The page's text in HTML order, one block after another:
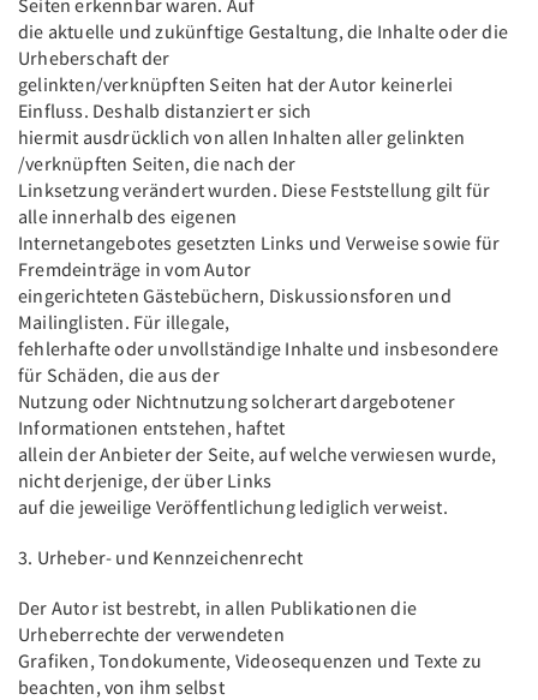
Seiten erkennbar waren. Auf
die aktuelle und zukünftige Gestaltung, die Inhalte oder die
Urheberschaft der
gelinkten/verknüpften Seiten hat der Autor keinerlei
Einfluss. Deshalb distanziert er sich
hiermit ausdrücklich von allen Inhalten aller gelinkten
/verknüpften Seiten, die nach der
Linksetzung verändert wurden. Diese Feststellung gilt für
alle innerhalb des eigenen
Internetangebotes gesetzten Links und Verweise sowie für
Fremdeinträge in vom Autor
eingerichteten Gästebüchern, Diskussionsforen und
Mailinglisten. Für illegale,
fehlerhafte oder unvollständige Inhalte und insbesondere
für Schäden, die aus der
Nutzung oder Nichtnutzung solcherart dargebotener
Informationen entstehen, haftet
allein der Anbieter der Seite, auf welche verwiesen wurde,
nicht derjenige, der über Links
auf die jeweilige Veröffentlichung lediglich verweist.
3. Urheber- und Kennzeichenrecht
Der Autor ist bestrebt, in allen Publikationen die
Urheberrechte der verwendeten
Grafiken, Tondokumente, Videosequenzen und Texte zu
beachten, von ihm selbst